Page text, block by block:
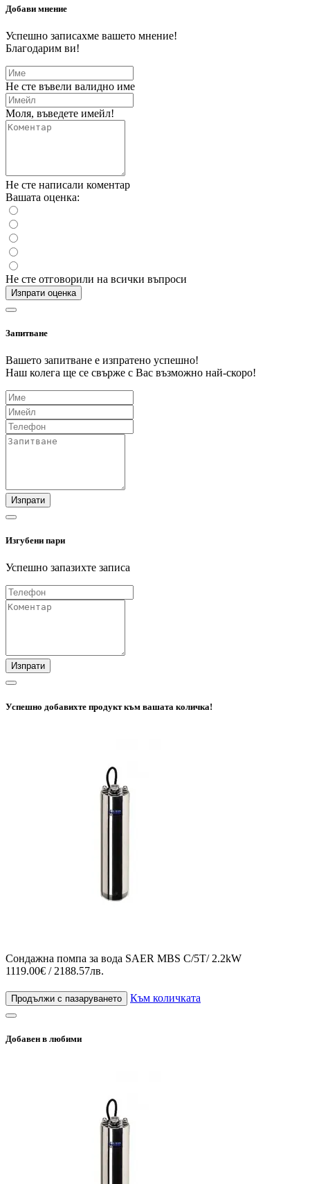
Добави мнение
Успешно записахме вашето мнение!
Благодарим ви!
Не сте въвели валидно име
Моля, въведете имейл!
Не сте написали коментар
Вашата оценка:
Не сте отговорили на всички въпроси
Изпрати оценка
Запитване
Вашето запитване е изпратено успешно!
Наш колега ще се свърже с Вас възможно най-скоро!
Изпрати
Изгубени пари
Успешно запазихте записа
Изпрати
Успешно добавихте продукт към вашата количка!
Сондажна помпа за вода SAER MBS C/5T/ 2.2kW
1119.00€ / 2188.57лв.
Продължи с пазаруването Към количката
Добавен в любими